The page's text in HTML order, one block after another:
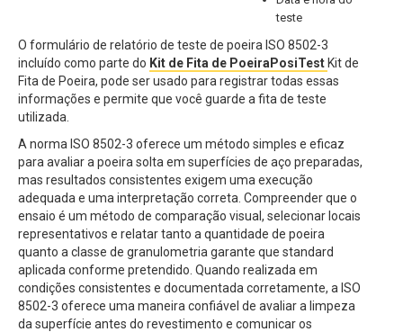
teste
O formulário de relatório de teste de poeira ISO 8502-3
incluído como parte do Kit de Fita de PoeiraPosiTest Kit de
Fita de Poeira, pode ser usado para registrar todas essas
informações e permite que você guarde a fita de teste
utilizada.
A norma ISO 8502-3 oferece um método simples e eficaz
para avaliar a poeira solta em superfícies de aço preparadas,
mas resultados consistentes exigem uma execução
adequada e uma interpretação correta. Compreender que o
ensaio é um método de comparação visual, selecionar locais
representativos e relatar tanto a quantidade de poeira
quanto a classe de granulometria garante que standard
aplicada conforme pretendido. Quando realizada em
condições consistentes e documentada corretamente, a ISO
8502-3 oferece uma maneira confiável de avaliar a limpeza
da superfície antes do revestimento e comunicar os